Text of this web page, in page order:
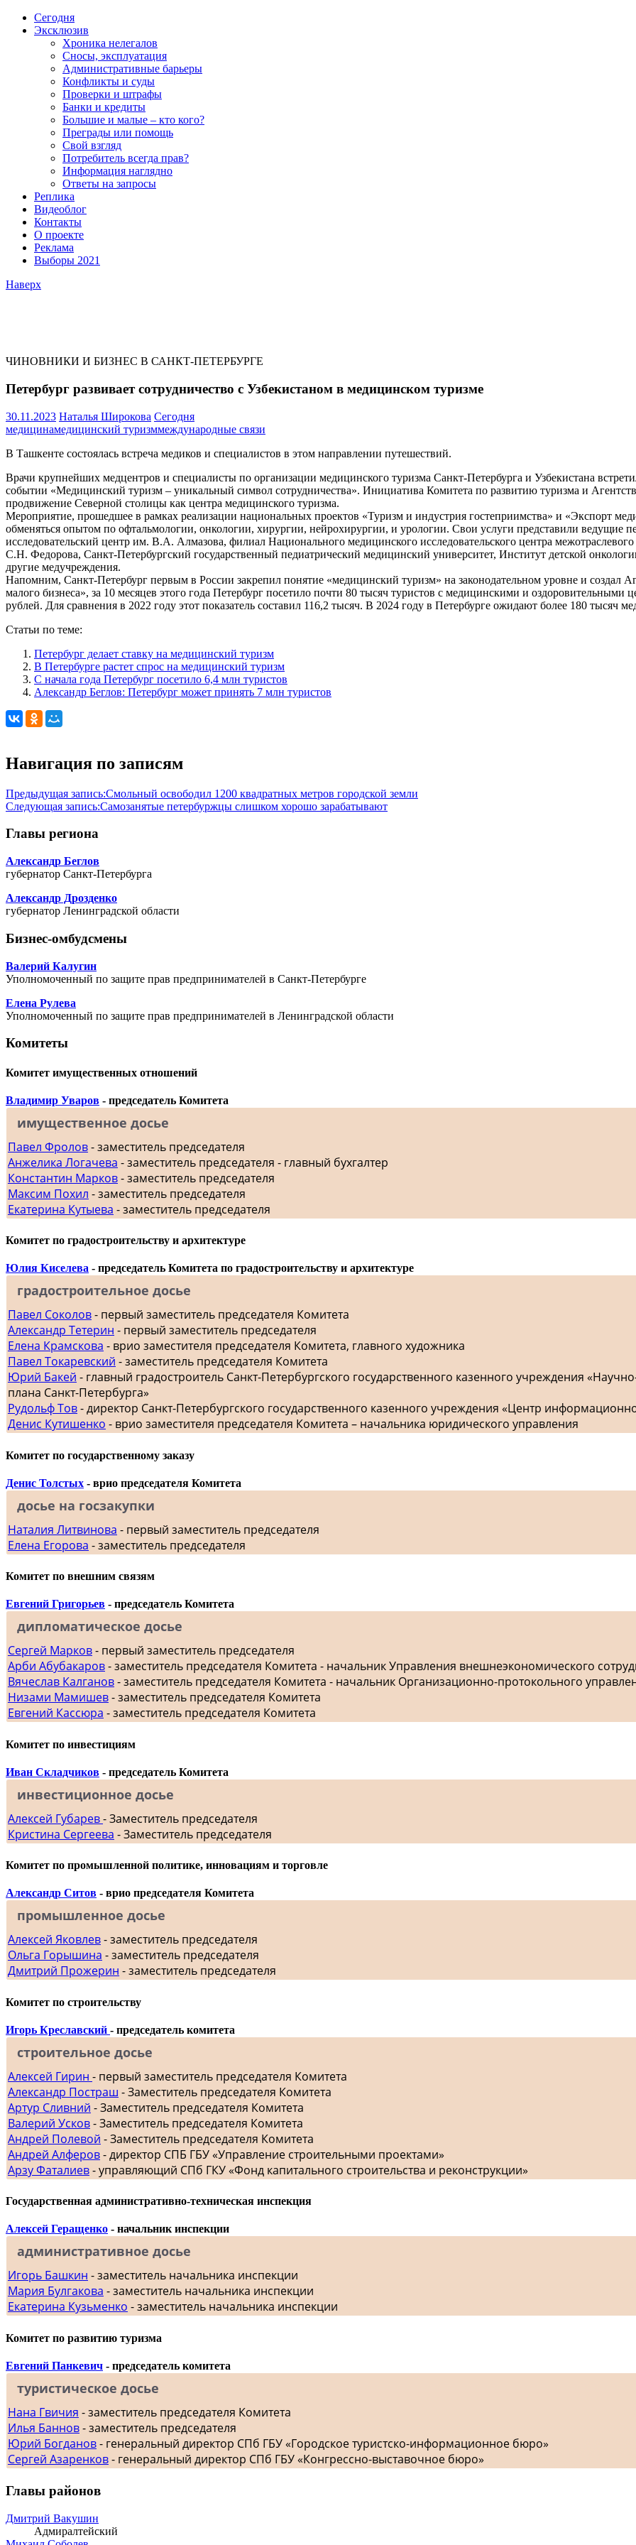
Сегодня
Эксклюзив
Хроника нелегалов
Сносы, эксплуатация
Административные барьеры
Конфликты и суды
Проверки и штрафы
Банки и кредиты
Большие и малые – кто кого?
Преграды или помощь
Свой взгляд
Потребитель всегда прав?
Информация наглядно
Ответы на запросы
Реплика
Видеоблог
Контакты
О проекте
Реклама
Выборы 2021
Наверх
ЧИНОВНИКИ И БИЗНЕС В САНКТ-ПЕТЕРБУРГЕ
Петербург развивает сотрудничество с Узбекистаном в медицинском туризме
30.11.2023 Наталья Широкова Сегодня
медицинамедицинский туризммеждународные связи
В Ташкенте состоялась встреча медиков и специалистов в этом направлении путешествий.
Врачи крупнейших медцентров и специалисты по организации медицинского туризма Санкт-Петербурга и Узбекистана
событии «Медицинский туризм – уникальный символ сотрудничества». Инициатива Комитета по развитию туризма и
продвижение Северной столицы как центра медицинского туризма.
Мероприятие, прошедшее в рамках реализации национальных проектов «Туризм и индустрия гостеприимства» и «Экспорт
обменяться опытом по офтальмологии, онкологии, хирургии, нейрохирургии, и урологии. Свои услуги представили ведущие
исследовательский центр им. В.А. Алмазова, филиал Национального медицинского исследовательского центра
С.Н. Федорова, Санкт-Петербургский государственный педиатрический медицинский университет, Институт детской
другие медучреждения.
Напомним, Санкт‑Петербург первым в России закрепил понятие «медицинский туризм» на законодательном уровне и создал
малого бизнеса», за 10 месяцев этого года Петербург посетило почти 80 тысяч туристов с медицинскими и
рублей. Для сравнения в 2022 году этот показатель составил 116,2 тысяч. В 2024 году в Петербурге ожидают более 180 тысяч
Статьи по теме:
Петербург делает ставку на медицинский туризм
В Петербурге растет спрос на медицинский туризм
С начала года Петербург посетило 6,4 млн туристов
Александр Беглов: Петербург может принять 7 млн туристов
Навигация по записям
Предыдущая запись:Смольный освободил 1200 квадратных метров городской земли
Следующая запись:Самозанятые петербуржцы слишком хорошо зарабатывают
Главы региона
Александр Беглов
губернатор Санкт-Петербурга
Александр Дрозденко
губернатор Ленинградской области
Бизнес-омбудсмены
Валерий Калугин
Уполномоченный по защите прав предпринимателей в Санкт-Петербурге
Елена Рулева
Уполномоченный по защите прав предпринимателей в Ленинградской области
Комитеты
Комитет имущественных отношений
Владимир Уваров - председатель Комитета
имущественное досье
Павел Фролов- заместитель председателя
Анжелика Логачева - заместитель председателя - главный бухгалтер
Константин Марков- заместитель председателя
Максим Похил - заместитель председателя
Екатерина Кутыева - заместитель председателя
Комитет по градостроительству и архитектуре
Юлия Киселева - председатель Комитета по градостроительству и архитектуре
градостроительное досье
Павел Соколов- первый заместитель председателя Комитета
Александр Тетерин - первый заместитель председателя
Елена Крамскова - врио заместителя председателя Комитета, главного художника
Павел Токаревский - заместитель председателя Комитета
Юрий Бакей - главный градостроитель Санкт-Петербургского государственного казенного учреждения
плана Санкт-Петербурга»
Рудольф Тов- директор Санкт-Петербургского государственного казенного учреждения «Центр
Денис Кутишенко - врио заместителя председателя Комитета – начальника юридического управления
Комитет по государственному заказу
Денис Толстых - врио председателя Комитета
досье на госзакупки
Наталия Литвинова - первый заместитель председателя
Елена Егорова - заместитель председателя
Комитет по внешним связям
Евгений Григорьев - председатель Комитета
дипломатическое досье
Сергей Марков- первый заместитель председателя
Арби Абубакаров- заместитель председателя Комитета - начальник Управления внешнеэкономического
Вячеслав Калганов- заместитель председателя Комитета - начальник Организационно-протокольного
Низами Мамишев- заместитель председателя Комитета
Евгений Кассюра - заместитель председателя Комитета
Комитет по инвестициям
Иван Складчиков - председатель Комитета
инвестиционное досье
Алексей Губарев- Заместитель председателя
Кристина Сергеева - Заместитель председателя
Комитет по промышленной политике, инновациям и торговле
Александр Ситов - врио председателя Комитета
промышленное досье
Алексей Яковлев- заместитель председателя
Ольга Горышина - заместитель председателя
Дмитрий Прожерин - заместитель председателя
Комитет по строительству
Игорь Креславский - председатель комитета
строительное досье
Алексей Гирин - первый заместитель председателя Комитета
Александр Постраш - Заместитель председателя Комитета
Артур Сливний - Заместитель председателя Комитета
Валерий Усков- Заместитель председателя Комитета
Андрей Полевой - Заместитель председателя Комитета
Андрей Алферов- директор СПБ ГБУ «Управление строительными проектами»
Арзу Фаталиев- управляющий СПб ГКУ «Фонд капитального строительства и реконструкции»
Государственная административно-техническая инспекция
Алексей Геращенко - начальник инспекции
административное досье
Игорь Башкин - заместитель начальника инспекции
Мария Булгакова - заместитель начальника инспекции
Екатерина Кузьменко - заместитель начальника инспекции
Комитет по развитию туризма
Евгений Панкевич - председатель комитета
туристическое досье
Нана Гвичия - заместитель председателя Комитета
Илья Баннов- заместитель председателя
Юрий Богданов- генеральный директор СПб ГБУ «Городское туристско-информационное бюро»
Сергей Азаренков- генеральный директор СПб ГБУ «Конгрессно-выставочное бюро»
Главы районов
Дмитрий Вакушин
Адмиралтейский